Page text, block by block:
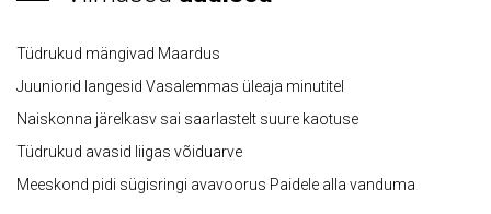
Tüdrukud mängivad Maardus
Juuniorid langesid Vasalemmas üleaja minutitel
Naiskonna järelkasv sai saarlastelt suure kaotuse
Tüdrukud avasid liigas võiduarve
Meeskond pidi sügisringi avavoorus Paidele alla vanduma